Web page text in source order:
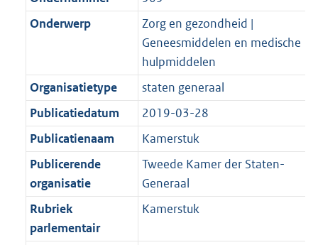
Onderwerp
Zorg en gezondheid |
Geneesmiddelen en medische
hulpmiddelen
Organisatietype
staten generaal
Publicatiedatum
2019-03-28
Publicatienaam
Kamerstuk
Publicerende
organisatie
Tweede Kamer der Staten-
Generaal
Rubriek
parlementair
Kamerstuk